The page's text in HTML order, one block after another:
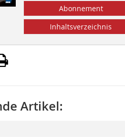
Abonnement
Inhaltsverzeichnis
Artikel: